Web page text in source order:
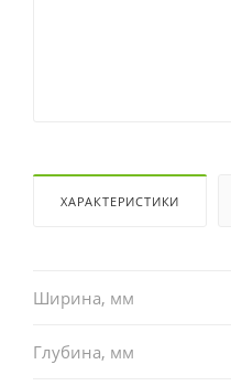
ХАРАКТЕРИСТИКИ
Ширина, мм
Глубина, мм